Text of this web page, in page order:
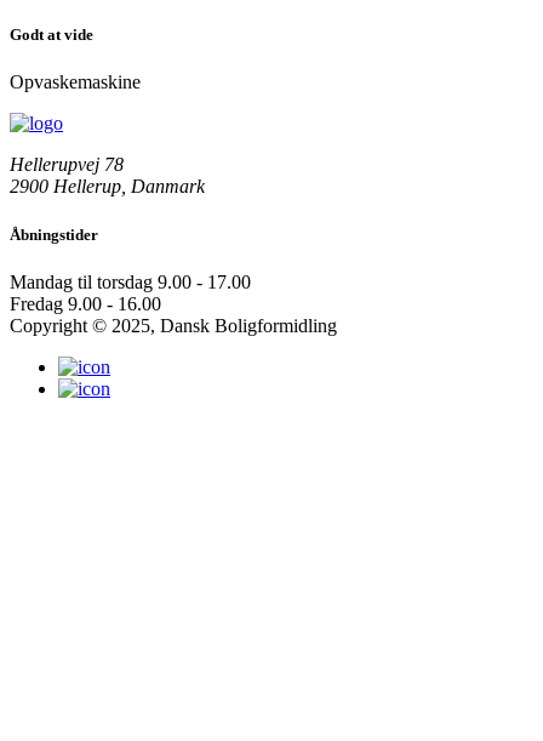
Godt at vide
Opvaskemaskine
Hellerupvej 78
2900 Hellerup, Danmark
Åbningstider
Mandag til torsdag 9.00 - 17.00
Fredag 9.00 - 16.00
Copyright © 2025, Dansk Boligformidling